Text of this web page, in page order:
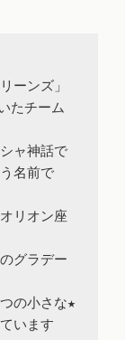
ーンズ」
たチーム
ャ神話で
名前で
リオン座
グラデー
の小さな★
います